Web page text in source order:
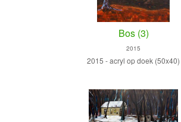
Bos (3)
2015
2015 - acryl op doek (50x40)